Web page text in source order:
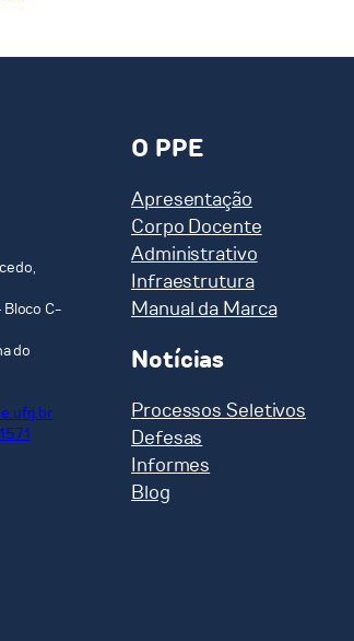
Bloco C-
do
O PPE
Apresentação
Corpo Docente
Administrativo
Infraestrutura
Manual da Marca
Notícias
Processos Seletivos
Defesas
Informes
Blog